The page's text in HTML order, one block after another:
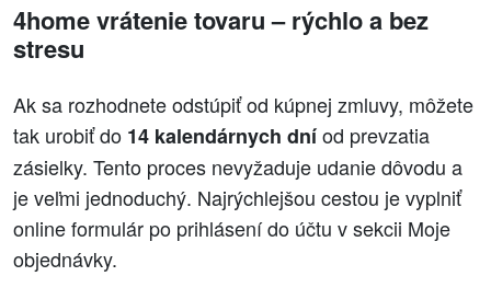
4home vrátenie tovaru – rýchlo a bez
stresu
Ak sa rozhodnete odstúpiť od kúpnej zmluvy, môžete
tak urobiť do 14 kalendárnych dníod prevzatia
zásielky. Tento proces nevyžaduje udanie dôvodu a
je veľmi jednoduchý. Najrýchlejšou cestou je vyplniť
online formulár po prihlásení do účtu v sekcii Moje
objednávky.